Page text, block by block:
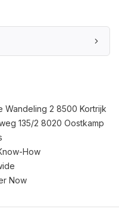
Wandeling 2 8500 Kortrijk
135/2 8020 Oostkamp
How
Now